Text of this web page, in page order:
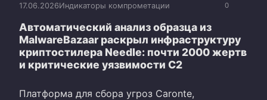
0
17.06.2026Индикаторы компрометации
Автоматический анализ образца из
MalwareBazaar раскрыл инфраструктуру
криптостилера Needle: почти 2000 жертв
и критические уязвимости C2
Платформа для сбора угроз Caronte,